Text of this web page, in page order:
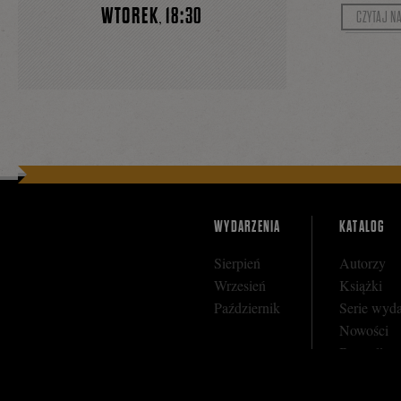
WTOREK, 18:30 CZYTAJ
WYDARZENIA
Sierpień
Wrzesień
Październik
KATALOG
Autorzy
Książki
Serie
Nowości
Bestsellery